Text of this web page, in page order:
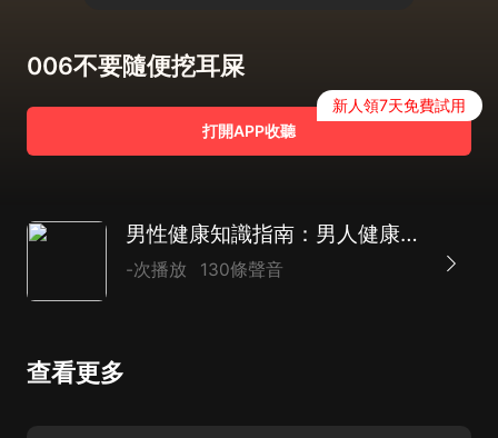
006不要隨便挖耳屎
打開APP收聽
新人領7天免費試用
男性健康知識指南：男人健康細節全書 | 關愛男人健康 | 笨貓兒播講
-次播放 130條聲音
查看更多